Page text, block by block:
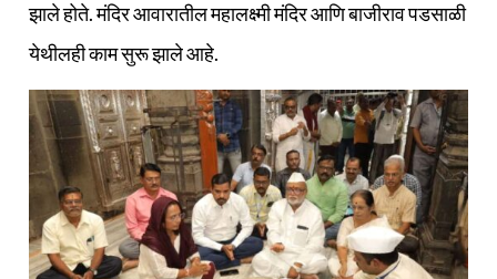
झाले होते. मंदिर आवारातील महालक्ष्मी मंदिर आणि बाजीराव पडसाळी
येथीलही काम सुरू झाले आहे.